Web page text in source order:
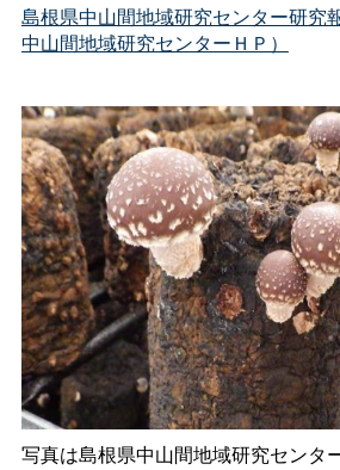
島根県中山間地域研究センター研究
中山間地域研究センターＨＰ）
写真は島根県中山間地域研究センタ